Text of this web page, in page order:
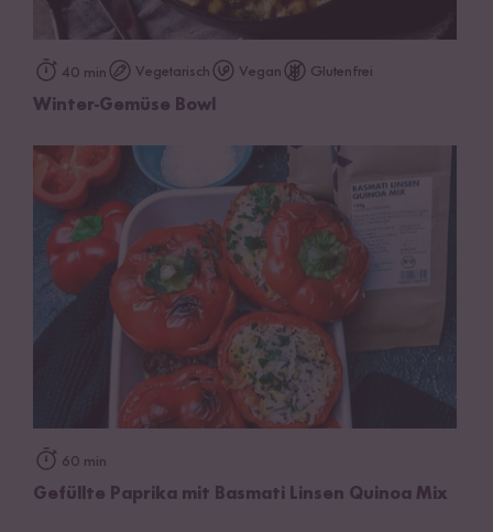
40 min Vegetarisch Vegan Glutenfrei
Winter-Gemüse Bowl
60 min
Gefüllte Paprika mit Basmati Linsen Quinoa Mix